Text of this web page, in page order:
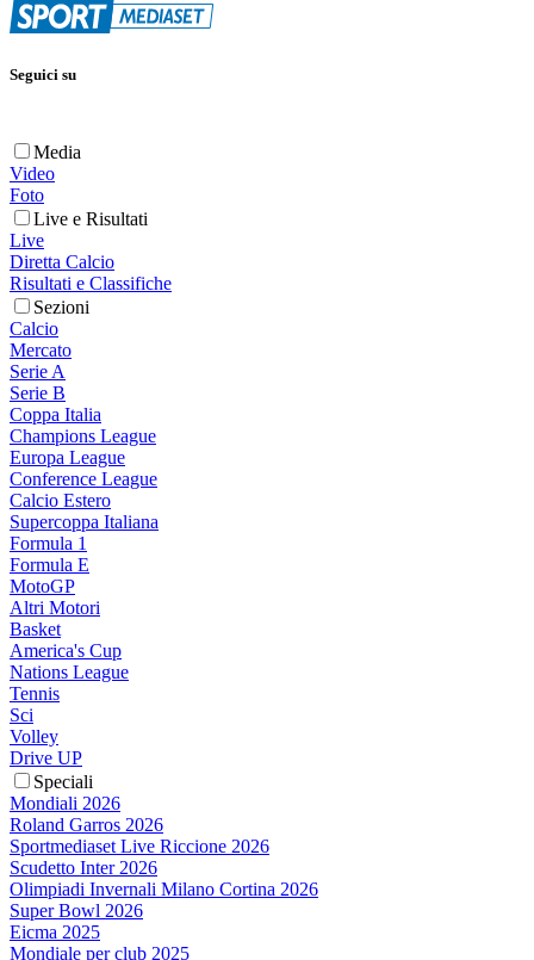
Seguici su
Media
Video
Foto
Live e Risultati
Live
Diretta Calcio
Risultati e Classifiche
Sezioni
Calcio
Mercato
Serie A
Serie B
Coppa Italia
Champions League
Europa League
Conference League
Calcio Estero
Supercoppa Italiana
Formula 1
Formula E
MotoGP
Altri Motori
Basket
America's Cup
Nations League
Tennis
Sci
Volley
Drive UP
Speciali
Mondiali 2026
Roland Garros 2026
Sportmediaset Live Riccione 2026
Scudetto Inter 2026
Olimpiadi Invernali Milano Cortina 2026
Super Bowl 2026
Eicma 2025
Mondiale per club 2025